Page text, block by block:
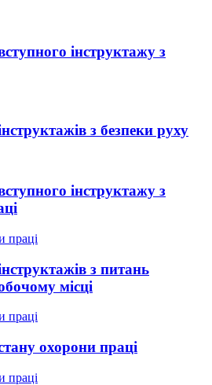
інструктажу з
з безпеки руху
інструктажу з
праці
з питань
місці
праці
охорони праці
праці